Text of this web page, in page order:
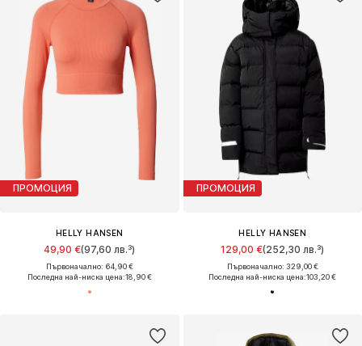
ПРОМОЦИЯ
HELLY HANSEN
49,90 €(97,60 лв.³)
Първоначално: 64,90 €
Последна най-ниска цена:18,90 €
ПРОМОЦИЯ
HELLY HANSEN
129,00 €(252,30 лв.³)
Първоначално: 329,00 €
Последна най-ниска цена:103,20 €